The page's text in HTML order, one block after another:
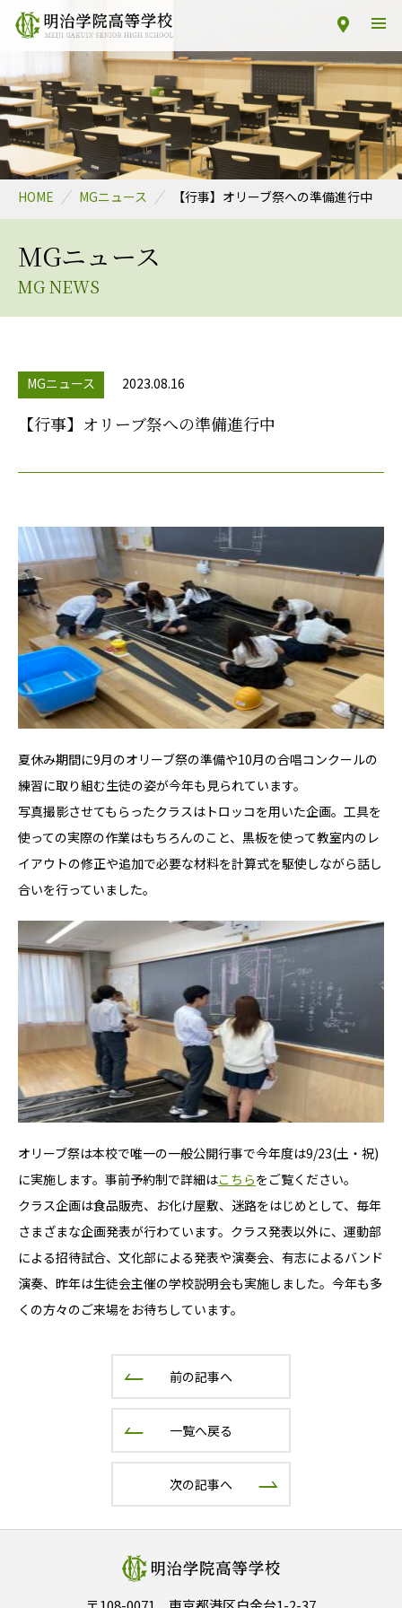
HOME MGニュース 【行事】オリーブ祭への準備進行中
MGニュース
MG NEWS
MGニュース 2023.08.16
【行事】オリーブ祭への準備進行中
夏休み期間に9月のオリーブ祭の準備や10月の合唱コンクールの
練習に取り組む生徒の姿が今年も見られています。
写真撮影させてもらったクラスはトロッコを用いた企画。工具を
使っての実際の作業はもちろんのこと、黒板を使って教室内のレ
イアウトの修正や追加で必要な材料を計算式を駆使しながら話し
合いを行っていました。
オリーブ祭は本校で唯一の一般公開行事で今年度は9/23(土・祝)
に実施します。事前予約制で詳細はこちらをご覧ください。
クラス企画は食品販売、お化け屋敷、迷路をはじめとして、毎年
さまざまな企画発表が行わています。クラス発表以外に、運動部
による招待試合、文化部による発表や演奏会、有志によるバンド
演奏、昨年は生徒会主催の学校説明会も実施しました。今年も多
くの方々のご来場をお待ちしています。
前の記事へ
一覧へ戻る
次の記事へ